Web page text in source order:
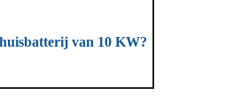
van 10 KW?